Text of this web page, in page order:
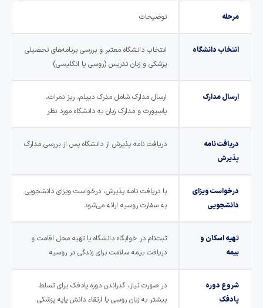
مرحله توضیحات
انتخاب دانشگاه
انتخاب دانشگاه معتبر و بررسی برنامه‌های تحصیلی
پزشکی و زبان تدریس (روسی یا انگلیسی)
ارسال مدارک
ارسال مدارک شامل مدرک دیپلم، ریز نمرات،
پاسپورت و مدارک زبان به دانشگاه مورد نظر
دریافت نامه
پذیرش
دریافت نامه پذیرش از دانشگاه پس از بررسی مدارک
درخواست ویزای
دانشجویی
با دریافت نامه پذیرش، درخواست ویزای دانشجویی
به سفارت روسیه ارائه می‌شود
تهیه اسکان و
ثبت‌نام در خوابگاه دانشگاه یا تهیه محل اقامت و
دریافت بیمه سلامت برای زندگی در روسیه
شروع دوره
پادفک
در صورت نیاز، گذراندن دوره پادفک برای تسلط
بیشتر به زبان روسی یا ارتقاء دانش پایه پزشکی